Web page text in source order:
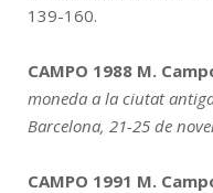
139-160.
CAMPO 1988 M.
moneda a la ciutat
Barcelona, 21-25 de
CAMPO 1991 M.